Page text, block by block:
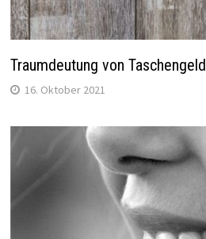
Traumdeutung von Taschengeld
16. Oktober 2021